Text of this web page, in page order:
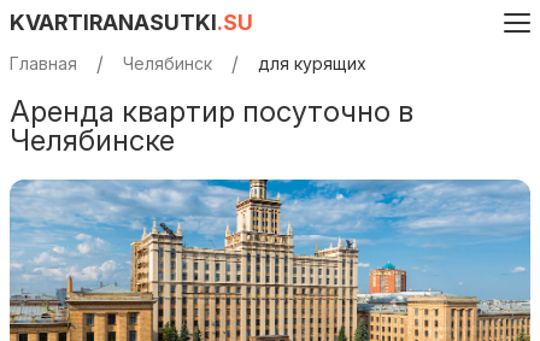
KVARTIRANASUTKI.SU
Главная Челябинск для курящих
Аренда квартир посуточно в
Челябинске